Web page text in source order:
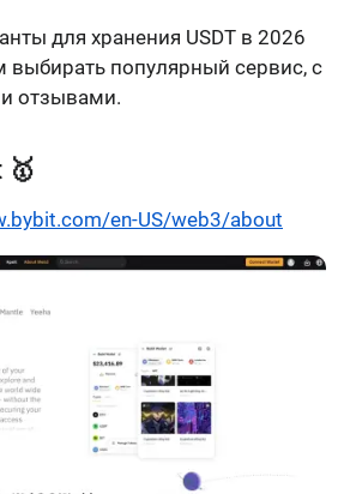
для хранения USDT в 2026
выбирать популярный сервис, с
отзывами.
🥇
en-US/web3/about